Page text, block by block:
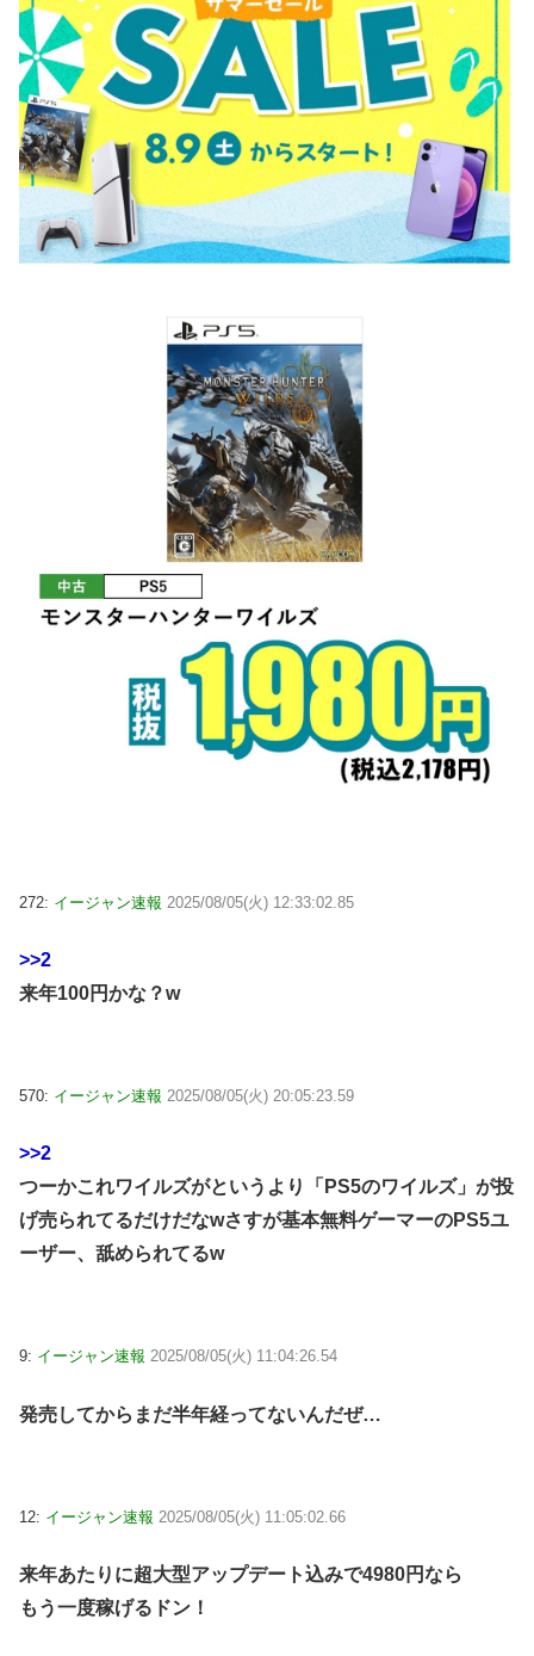
272: イージャン速報 2025/08/05(火) 12:33:02.85
>>2
来年100円かな？w
570: イージャン速報 2025/08/05(火) 20:05:23.59
>>2
つーかこれワイルズがというより「PS5のワイルズ」が投
げ売られてるだけだなwさすが基本無料ゲーマーのPS5ユ
ーザー、舐められてるw
9: イージャン速報 2025/08/05(火) 11:04:26.54
発売してからまだ半年経ってないんだぜ…
12: イージャン速報 2025/08/05(火) 11:05:02.66
来年あたりに超大型アップデート込みで4980円なら
もう一度稼げるドン！